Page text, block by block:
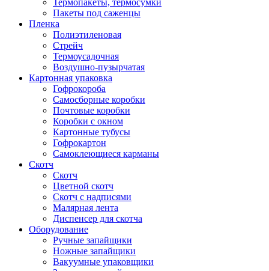
Пакеты под саженцы
Пленка
Полиэтиленовая
Стрейч
Термоусадочная
Воздушно-пузырчатая
Картонная упаковка
Гофрокороба
Самосборные коробки
Почтовые коробки
Коробки с окном
Картонные тубусы
Гофрокартон
Самоклеющиеся карманы
Скотч
Скотч
Цветной скотч
Скотч с надписями
Малярная лента
Диспенсер для скотча
Оборудование
Ручные запайщики
Ножные запайщики
Вакуумные упаковщики